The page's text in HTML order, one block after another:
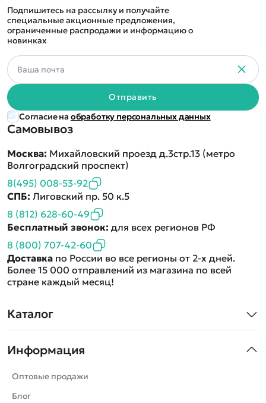
Каталог
Машинки
Танки
Вертолеты
Информация
Оптовые продажи
Блог
Самовывоз
Москва: Михайловский проезд д.3стр.13 (метро
Волгоградский проспект)
8(495) 008-53-92
СПБ: Лиговский пр. 50 к.5
8 (812) 628-60-49
Бесплатный звонок: для всех регионов РФ
8 (800) 707-42-60
Доставка по России во все регионы от 2-х дней.
Более 15 000 отправлений из магазина по всей
стране каждый месяц!
Подпишитесь на рассылку и получайте
специальные акционные предложения,
ограниченные распродажи и информацию о
новинках
Отправить
Согласие на обработку персональных данных